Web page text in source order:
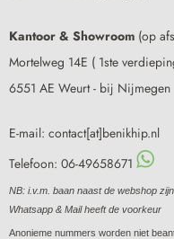
Kantoor & Showroom (op
Mortelweg 14E ( 1ste
6551 AE Weurt - bij Nijmegen
E-mail: contact[at]benikhip.nl
Telefoon: 06-49658671
NB: i.v.m. baan naast de webshop
Whatsapp & Mail heeft de voorkeur
Anonieme nummers worden niet